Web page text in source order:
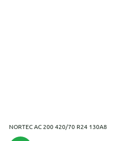
NORTEC AC 200 420/70 R24 130A8